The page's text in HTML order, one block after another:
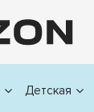
Детская